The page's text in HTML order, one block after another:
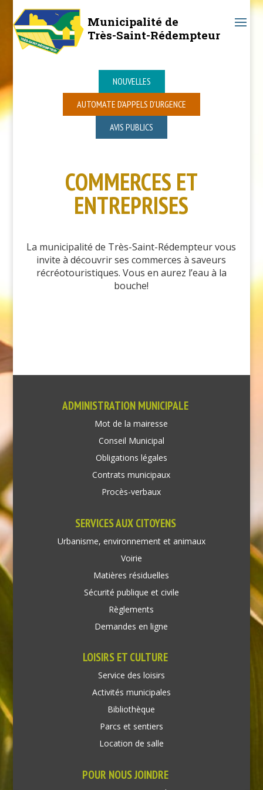
Municipalité de
Très-Saint-Rédempteur
NOUVELLES
AUTOMATE D’APPELS D’URGENCE
AVIS PUBLICS
COMMERCES ET
ENTREPRISES
La municipalité de Très-Saint-Rédempteur vous
invite à découvrir ses commerces à saveurs
récréotouristiques. Vous en aurez l’eau à la
bouche!
ADMINISTRATION MUNICIPALE
Mot de la mairesse
Conseil Municipal
Obligations légales
Contrats municipaux
Procès-verbaux
SERVICES AUX CITOYENS
Urbanisme, environnement et animaux
Voirie
Matières résiduelles
Sécurité publique et civile
Règlements
Demandes en ligne
LOISIRS ET CULTURE
Service des loisirs
Activités municipales
Bibliothèque
Parcs et sentiers
Location de salle
POUR NOUS JOINDRE